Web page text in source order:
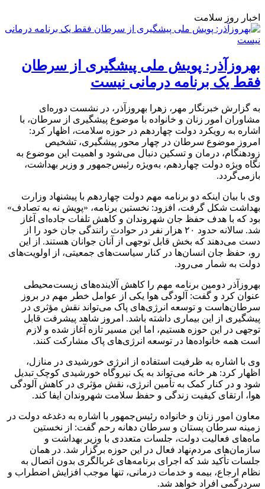
اخبار روز سلامت
بهروزآذر: پویش ملی پیشگیری از سرطان
فقط یک برنامه درمانی نیست
به گزارش خبرنگار مهر، زهرا بهروزآذر، در نشست دوره‌ای
مشاوران امور زنان و خانواده با موضوع پیشگیری از سرطان، با
اشاره به رویکرد دولت چهاردهم در حوزه سلامت، اظهار کرد:
امروز موضوع سرطان در چهار محور پیشگیری، تشخیص
زودهنگام، درمان و تسکین دنبال می‌شود و اهمیت این موضوع به
نگاه ویژه دولت چهاردهم، به‌ویژه رئیس‌جمهور و وزیر بهداشت،
بازمی‌گردد.
وی با بیان اینکه دو برنامه مهم دولت چهاردهم با پیشنهاد وزارت
بهداشت شکل گرفت، افزود: نخستین برنامه، «پویش نه به تصادف»
بود که با هدف حفظ جان شهروندان و کاهش تلفات جاده‌ای آغاز
شد. سالانه حدود ۲۰ هزار نفر در حوادث رانندگی جان خود را از
دست می‌دهند که بخش قابل توجهی از آنان جوانان هستند. از این
رو، حفظ جان انسان‌ها در کنار سیاست‌های جمعیتی، از اولویت‌های
دولت به شمار می‌رود.
بهروزآذر دومین برنامه مهم را کاهش آلاینده‌های زیست‌محیطی
عنوان کرد و گفت: آلودگی هوا یکی از عوامل خطر مهم در بروز
سرطان‌هاست و توسعه انرژی‌های پاک می‌تواند نقش مؤثری در
پیشگیری از این بیماری داشته باشد. امروز شاهد پیشرفت قابل
توجهی در این حوزه هستیم، اما این مسیر تازه آغاز شده و لازم
است همه خانواده‌ها در توسعه انرژی‌های پاک مشارکت کنند.
وی با اشاره به ظرفیت استفاده از انرژی خورشیدی در منازل،
اظهار کرد: هر خانه می‌تواند به یک نیروگاه خورشیدی کوچک تبدیل
شود و در کنار کمک به تأمین انرژی، نقش مؤثری در کاهش آلودگی
هوا، ارتقای کیفیت زندگی و حفظ سلامت شهروندان ایفا کند.
معاون امور زنان و خانواده رئیس‌جمهور با اشاره به دغدغه دولت در
زمینه سرطان پستان و سرطان دهانه رحم گفت: از نخستین
ماه‌های فعالیت دولت، جلسات متعددی با وزیر بهداشت و
سازمان‌های مردم‌نهاد فعال در این حوزه برگزار شد. در همان
جلسات تأکید شد که اجرای برنامه‌های غربالگری بدون اتصال به
نظام ارجاع، بیمه و خدمات درمانی، تنها موجب افزایش اضطراب و
سردرگمی افراد خواهد شد.